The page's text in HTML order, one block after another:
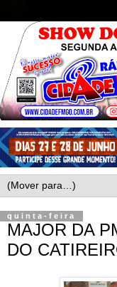
quinta-feira
MAJOR DA
DO